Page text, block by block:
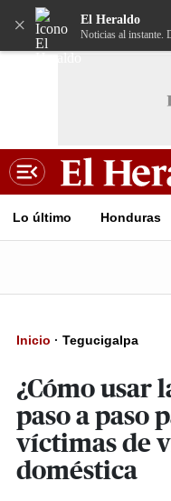
× El Heraldo
Noticias al instante.
Lo último Honduras
Inicio · Tegucigalpa
¿Cómo usar
paso a paso
víctimas de
doméstica